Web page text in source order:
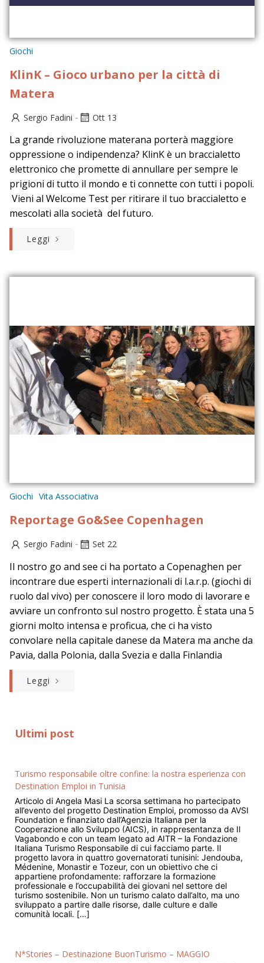
Giochi
KlinK – Gioco urbano per la città di
Matera
Sergio Fadini - Ott 13
La grande rivoluzione materana porterà maggiore
oppressione o indipendenza? KlinK è un braccialetto
elettronico che promette di annullare per sempre le
prigioni di tutto il mondo e ti connette con tutti i popoli.
Vieni al Welcome Test per ritirare il tuo braccialetto e
mescolati alla società del futuro.
Leggi
Giochi Vita Associativa
Reportage Go&See Copenhagen
Sergio Fadini - Set 22
Il nostro go and see ci ha portato a Copenaghen per
incontrare due esperti internazionali di l.a.r.p. (giochi di
ruolo dal vivo) per conoscere il loro modo di lavorare e
avviare un confronto sul nostro progetto. È stata una 5
giorni molto intensa e proficua, che ci ha visto
convolare nella capitale danese da Matera ma anche da
Pavia, dalla Polonia, dalla Svezia e dalla Finlandia
Leggi
Ultimi post
Turismo responsabile oltre confine: la nostra esperienza con
Destination Emploi in Tunisia
Articolo di Angela Masi La scorsa settimana ho partecipato
all’evento del progetto Destination Emploi, promosso da AVSI
Foundation e finanziato dall’Agenzia Italiana per la
Cooperazione allo Sviluppo (AICS), in rappresentanza de Il
Vagabondo e con un team legato ad AITR – la Fondazione
Italiana Turismo Responsabile di cui facciamo parte. Il
progetto lavora in quattro governatorati tunisini: Jendouba,
Médenine, Monastir e Tozeur, con un obiettivo che ci
appartiene profondamente: rafforzare la formazione
professionale e l’occupabilità dei giovani nel settore del
turismo sostenibile. Non un turismo calato dall’alto, ma uno
sviluppato a partire dalle risorse, dalle culture e dalle
comunità locali. […]
N*Stories – Destinazione BuonTurismo – MAGGIO